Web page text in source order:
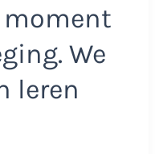
moment
We
leren